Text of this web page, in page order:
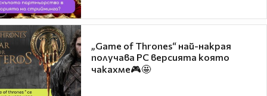
„Game of Thrones“ най-накрая
получава PC версията която
чакахме🎮🤩